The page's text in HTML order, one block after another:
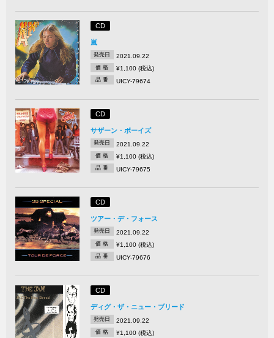
CD
嵐
発売日 2021.09.22
価 格 ¥1,100 (税込)
品 番 UICY-79674
CD
サザーン・ボーイズ
発売日 2021.09.22
価 格 ¥1,100 (税込)
品 番 UICY-79675
CD
ツアー・デ・フォース
発売日 2021.09.22
価 格 ¥1,100 (税込)
品 番 UICY-79676
CD
ディグ・ザ・ニュー・ブリード
発売日 2021.09.22
価 格 ¥1,100 (税込)